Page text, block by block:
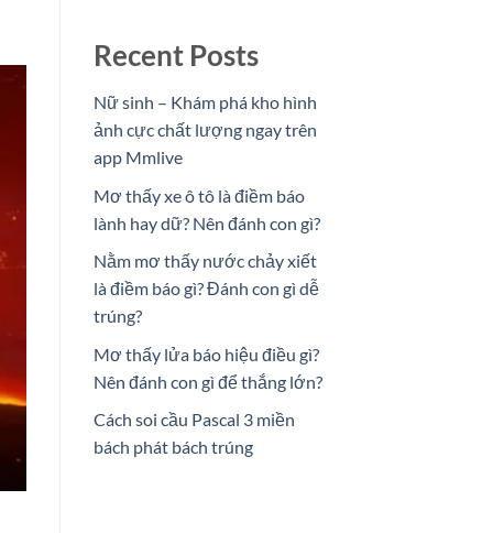
Recent Posts
Nữ sinh – Khám phá kho hình
ảnh cực chất lượng ngay trên
app Mmlive
Mơ thấy xe ô tô là điềm báo
lành hay dữ? Nên đánh con gì?
Nằm mơ thấy nước chảy xiết
là điềm báo gì? Đánh con gì dễ
trúng?
Mơ thấy lửa báo hiệu điều gì?
Nên đánh con gì để thắng lớn?
Cách soi cầu Pascal 3 miền
bách phát bách trúng